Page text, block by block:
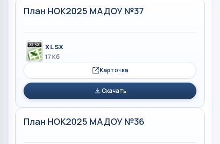
План НОК2025 МАДОУ №37
XLSX
17 Кб
Карточка
Скачать
План НОК2025 МАДОУ №36